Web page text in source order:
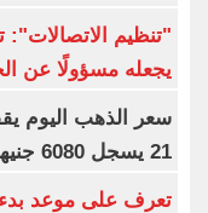
"تنظيم
يجعله مسؤولًا عن
21 يسجل 6080 جنيها
تعرف على موعد بدء